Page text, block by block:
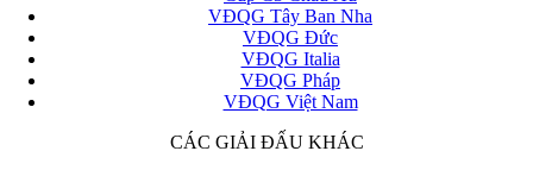
VĐQG Tây Ban Nha
VĐQG Đức
VĐQG Italia
VĐQG Pháp
VĐQG Việt Nam
CÁC GIẢI ĐẤU KHÁC